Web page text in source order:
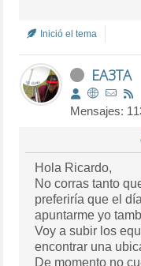
Inició el tema
EA3TA
Mensajes:
Hola Ricardo,
No corras tanto
preferiría que el
apuntarme yo
Voy a subir los
encontrar una
De momento no